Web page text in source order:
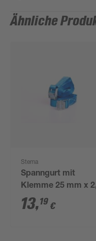
Ähnliche
Stema
Spanngurt mit
Klemme 25 mm x
m
13,19 €